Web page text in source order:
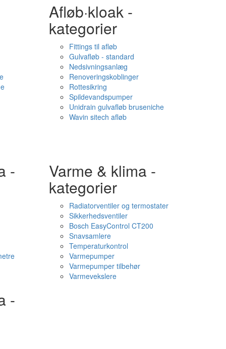
Afløb·kloak -
kategorier
Fittings til afløb
Gulvafløb - standard
Nedsivningsanlæg
Renoveringskoblinger
Rottesikring
Spildevandspumper
Unidrain gulvafløb bruseniche
Wavin sitech afløb
- Varme & klima -
kategorier
Radiatorventiler og termostater
Sikkerhedsventiler
Bosch EasyControl CT200
Snavsamlere
Temperaturkontrol
Varmepumper
Varmepumper tilbehør
Varmevekslere
-